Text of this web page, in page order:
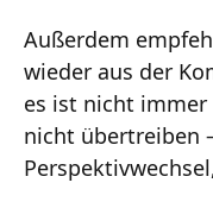
Außerdem
wieder aus der
es ist nicht
nicht übertreiben